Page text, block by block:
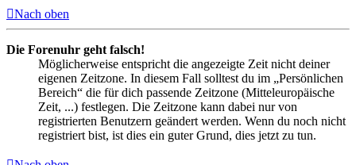
Nach oben
Die Forenuhr geht falsch!
Möglicherweise entspricht die angezeigte Zeit nicht deiner
eigenen Zeitzone. In diesem Fall solltest du im „Persönlichen
Bereich“ die für dich passende Zeitzone (Mitteleuropäische
Zeit, ...) festlegen. Die Zeitzone kann dabei nur von
registrierten Benutzern geändert werden. Wenn du noch nicht
registriert bist, ist dies ein guter Grund, dies jetzt zu tun.